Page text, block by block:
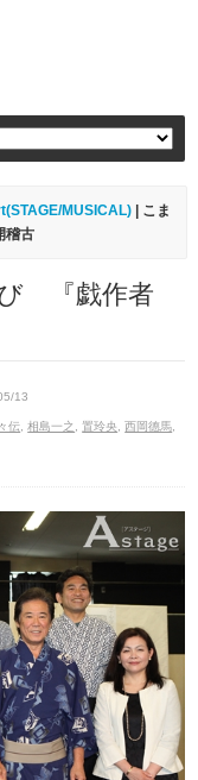
MUSICAL) | こま
稽古
『戯作者
13
伝 ,相島一之 ,置玲央 ,西岡德馬